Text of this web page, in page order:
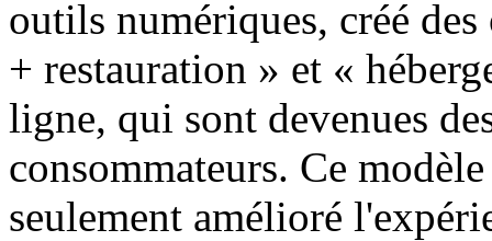
outils numériques, créé
+ restauration » et «
ligne, qui sont devenues
consommateurs. Ce
seulement amélioré